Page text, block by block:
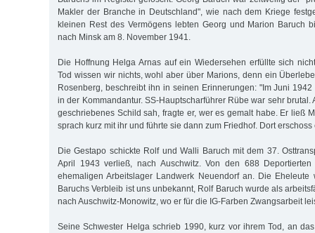
Makler der Branche in Deutschland", wie nach dem Kriege
kleinen Rest des Vermögens lebten Georg und Marion Baruch
nach Minsk am 8. November 1941.
Die Hoffnung Helga Arnas auf ein Wiedersehen erfüllte sich
Tod wissen wir nichts, wohl aber über Marions, denn ein
Rosenberg, beschreibt ihn in seinen Erinnerungen: "Im Juni
in der Kommandantur. SS-Hauptscharführer Rübe war sehr brutal.
geschriebenes Schild sah, fragte er, wer es gemalt habe. Er ließ
sprach kurz mit ihr und führte sie dann zum Friedhof. Dort erschoss
Die Gestapo schickte Rolf und Walli Baruch mit dem 37.
April 1943 verließ, nach Auschwitz. Von den 688
ehemaligen Arbeitslager Landwerk Neuendorf an. Die Eheleute
Baruchs Verbleib ist uns unbekannt, Rolf Baruch wurde als
nach Auschwitz-Monowitz, wo er für die IG-Farben Zwangsarbeit
Seine Schwester Helga schrieb 1990, kurz vor ihrem Tod, an